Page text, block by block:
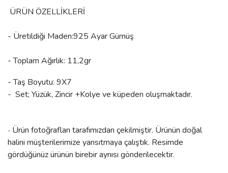
ÜRÜN ÖZELLİKLERİ
- Üretildiği Maden:925 Ayar Gümüş
- Toplam Ağırlık: 11,2gr
- Taş Boyutu: 9X7
- Set; Yüzük, Zincir +Kolye ve küpeden oluşmaktadır.
- Ürün fotoğrafları tarafımızdan çekilmiştir. Ürünün doğal
halini müşterilerimize yansıtmaya çalıştık. Resimde
gördüğünüz ürünün birebir aynısı gönderilecektir.